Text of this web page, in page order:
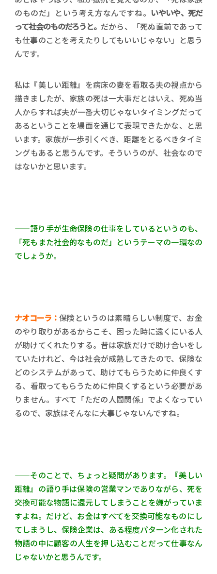
のものだ」という考え方なんですね。 いやいや、死だ
って社会のものだろうと。 だから、「死ぬ直前であって
も仕事のことを考えたりしてもいいじゃない」と思う
んです。
私は『美しい距離』を病床の妻を看取る夫の視点から
描きましたが、家族の死は一大事だとはいえ、死ぬ当
人からすれば夫が一番大切じゃないタイミングだって
あるということを場面を通じて表現できたかな、と思
います。家族が一歩引くべき、距離をとるべきタイミ
ングもあると思うんです。そういうのが、社会なので
はないかと思います。
——語り手が生命保険の仕事をしているというのも、
「死もまた社会的なものだ」というテーマの一環なの
でしょうか。
ナオコーラ： 保険というのは素晴らしい制度で、お金
のやり取りがあるからこそ、困った時に遠くにいる人
が助けてくれたりする。昔は家族だけで助け合いをし
ていたけれど、今は社会が成熟してきたので、保険な
どのシステムがあって、助けてもらうために仲良くす
る、看取ってもらうために仲良くするという必要があ
りません。すべて「ただの人間関係」でよくなってい
るので、家族はそんなに大事じゃないんですね。
——そのことで、ちょっと疑問があります。『美しい
距離』の語り手は保険の営業マンでありながら、死を
交換可能な物語に還元してしまうことを嫌がっていま
すよね。だけど、お金はすべてを交換可能なものにし
てしまうし、保険企業は、ある程度パターン化された
物語の中に顧客の人生を押し込むことだって仕事なん
じゃないかと思うんです。